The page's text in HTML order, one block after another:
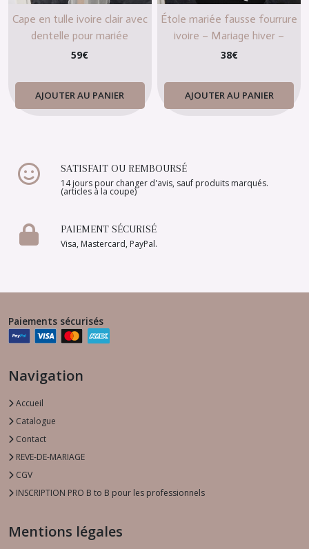
Cape en tulle ivoire clair avec
dentelle pour mariée
59€
AJOUTER AU PANIER
Étole mariée fausse fourrure
ivoire – Mariage hiver –
Noeud satin – Taille unique
38€
AJOUTER AU PANIER
SATISFAIT OU REMBOURSÉ
14 jours pour changer d'avis, sauf produits marqués.
(articles à la coupe)
PAIEMENT SÉCURISÉ
Visa, Mastercard, PayPal.
Paiements sécurisés
Navigation
Accueil
Catalogue
Contact
REVE-DE-MARIAGE
CGV
INSCRIPTION PRO B to B pour les professionnels
Mentions légales